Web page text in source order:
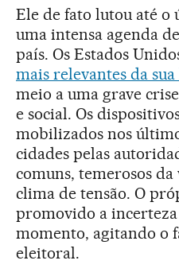
Ele de fato lutou até
uma intensa agenda
país. Os Estados
mais relevantes da
meio a uma grave
e social. Os
mobilizados nos
cidades pelas
comuns, temerosos
clima de tensão. O
promovido a
momento, agitando o
eleitoral.